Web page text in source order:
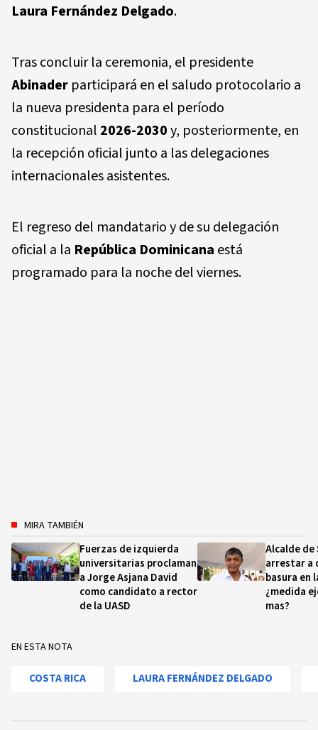
Laura Fernández Delgado.
Tras concluir la ceremonia, el presidente
Abinader participará en el saludo protocolario a
la nueva presidenta para el período
constitucional 2026-2030y, posteriormente, en
la recepción oficial junto a las delegaciones
internacionales asistentes.
El regreso del mandatario y de su delegación
oficial a la República Dominicana está
programado para la noche del viernes.
MIRA TAMBIÉN
Fuerzas de izquierda
universitarias proclaman
a Jorge Asjana David
como candidato a rector
de la UASD
Alcalde de
arrestar a
basura en
¿medida
mas?
EN ESTA NOTA
COSTA RICA LAURA FERNÁNDEZ DELGADO